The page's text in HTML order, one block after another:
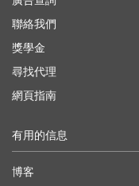
聯絡我們
獎學金
尋找代理
網頁指南
有用的信息
博客